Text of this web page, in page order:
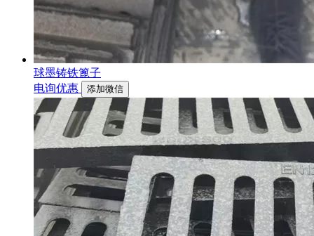
球墨铸铁篦子
电询优惠
添加微信